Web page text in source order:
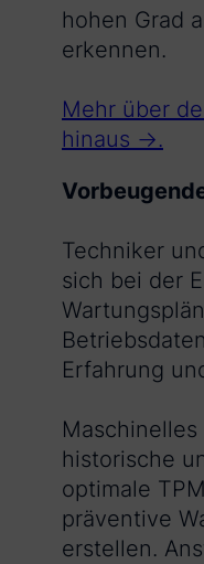
hohen Grad
erkennen.
Mehr über
hinaus →.
Techniker
sich bei der
Erfahrung
historische
optimale
präventive
erstellen.